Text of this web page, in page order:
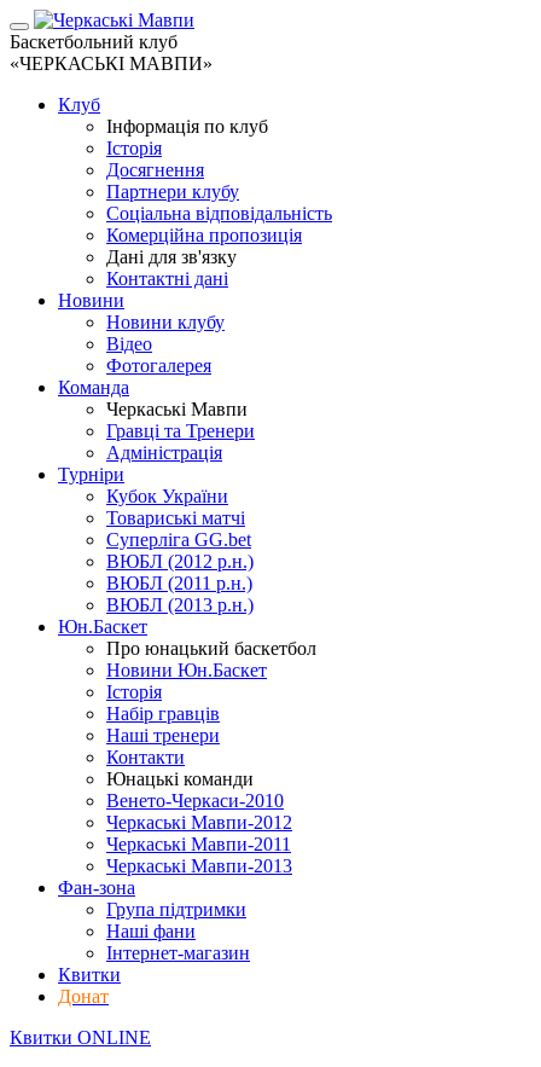
Баскетбольний клуб
«ЧЕРКАСЬКІ МАВПИ»
Клуб
Інформація по клуб
Історія
Досягнення
Партнери клубу
Соціальна відповідальність
Комерційна пропозиція
Дані для зв'язку
Контактні дані
Новини
Новини клубу
Відео
Фотогалерея
Команда
Черкаські Мавпи
Гравці та Тренери
Адміністрація
Турніри
Кубок України
Товариські матчі
Суперліга GG.bet
ВЮБЛ (2012 р.н.)
ВЮБЛ (2011 р.н.)
ВЮБЛ (2013 р.н.)
Юн.Баскет
Про юнацький баскетбол
Новини Юн.Баскет
Історія
Набір гравців
Наші тренери
Контакти
Юнацькі команди
Венето-Черкаси-2010
Черкаські Мавпи-2012
Черкаські Мавпи-2011
Черкаські Мавпи-2013
Фан-зона
Група підтримки
Наші фани
Інтернет-магазин
Квитки
Донат
Квитки ONLINE